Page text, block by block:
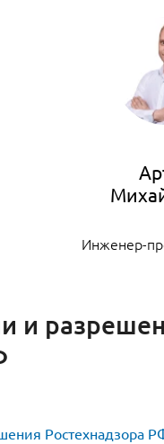
Инженер-
и
Ростехнадзора